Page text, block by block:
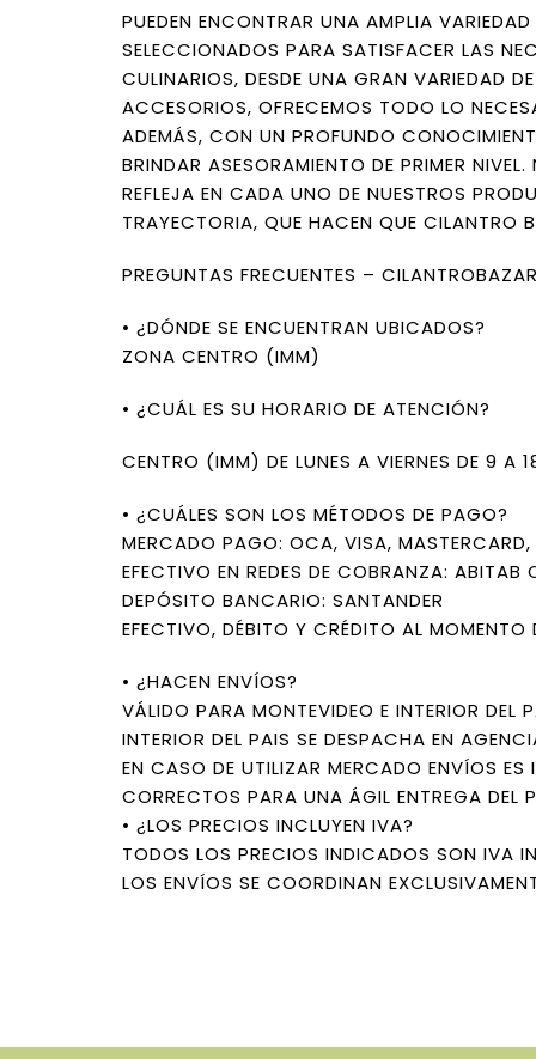
PUEDEN ENCONTRAR UNA AMPLIA
SELECCIONADOS PARA SATISFACER LAS
CULINARIOS, DESDE UNA GRAN VARIEDAD
ACCESORIOS, OFRECEMOS TODO LO
ADEMÁS, CON UN PROFUNDO
BRINDAR ASESORAMIENTO DE PRIMER
REFLEJA EN CADA UNO DE NUESTROS
TRAYECTORIA, QUE HACEN QUE CILANTRO
PREGUNTAS FRECUENTES –
• ¿DÓNDE SE ENCUENTRAN UBICADOS?
ZONA CENTRO (IMM)
• ¿CUÁL ES SU HORARIO DE ATENCIÓN?
CENTRO (IMM) DE LUNES A VIERNES DE 9 A
• ¿CUÁLES SON LOS MÉTODOS DE PAGO?
MERCADO PAGO: OCA, VISA, MASTERCARD,
EFECTIVO EN REDES DE COBRANZA: ABITAB
DEPÓSITO BANCARIO: SANTANDER
EFECTIVO, DÉBITO Y CRÉDITO AL
• ¿HACEN ENVÍOS?
VÁLIDO PARA MONTEVIDEO E INTERIOR DEL
INTERIOR DEL PAIS SE DESPACHA EN
EN CASO DE UTILIZAR MERCADO ENVÍOS ES
CORRECTOS PARA UNA ÁGIL ENTREGA DEL
• ¿LOS PRECIOS INCLUYEN IVA?
TODOS LOS PRECIOS INDICADOS SON IVA
LOS ENVÍOS SE COORDINAN